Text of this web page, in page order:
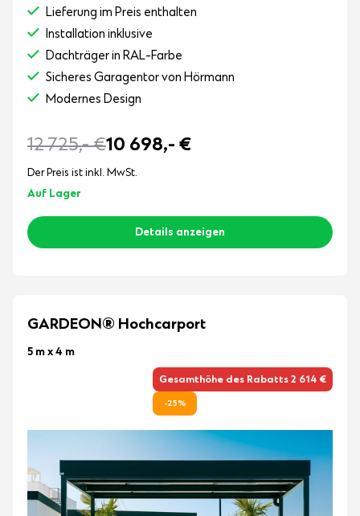
Lieferung im Preis enthalten
Installation inklusive
Dachträger in RAL-Farbe
Sicheres Garagentor von Hörmann
Modernes Design
12 725,-€10 698,- €
Der Preis ist inkl. MwSt.
Auf Lager
Details anzeigen
GARDEON® Hochcarport
5 m x 4 m
Gesamthöhe des Rabatts 2 614 €
-25%